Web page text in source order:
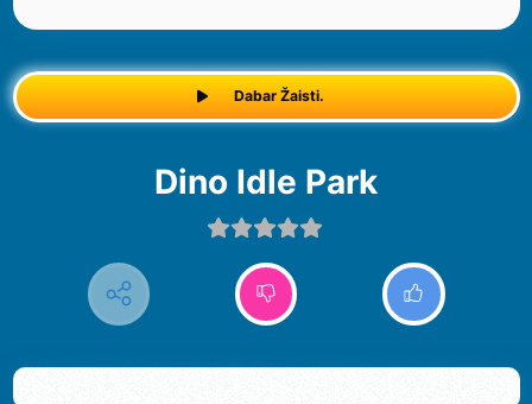
Dabar Žaisti.
Dino Idle Park